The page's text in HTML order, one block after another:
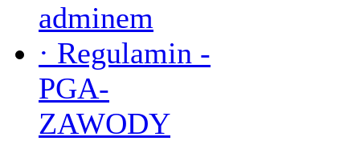
adminem
· Regulamin -
PGA-
ZAWODY